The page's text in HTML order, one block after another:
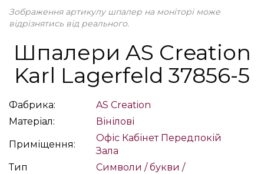
Зображення артикулу шпалер на моніторі може
відрізнятись від реального.
Шпалери AS Creation
Karl Lagerfeld 37856-5
Фабрика:
AS Creation
Матеріал:
Вінілові
Приміщення:
Офіс Кабінет Передпокій
Зала
Тип
Символи / букви /